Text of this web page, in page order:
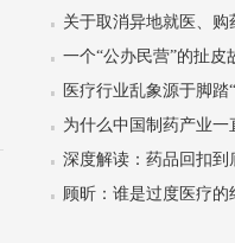
关于取消异地就医、
一个“公办民营”的扯皮
医疗行业乱象源于脚踏
为什么中国制药产业一
深度解读：药品回扣到
顾昕：谁是过度医疗的